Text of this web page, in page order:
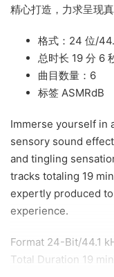
精心打造，力求呈现真
格式：24 位/
总时长 19 分 6
曲目数量：6
标签 ASMRdB
Immerse yourself in
sensory sound
and tingling
tracks totaling 19
expertly produced
experience.
Format 24-Bit/44.1
Total Duration 19